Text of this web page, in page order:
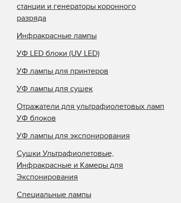
станции и генераторы коронного
разряда
Инфракрасные лампы
УФ LED блоки (UV LED)
УФ лампы для принтеров
УФ лампы для сушек
Отражатели для ультрафиолетовых ламп
УФ блоков
УФ лампы для экспонирования
Сушки Ультрафиолетовые,
Инфракрасные и Камеры для
Экспонирования
Специальные лампы